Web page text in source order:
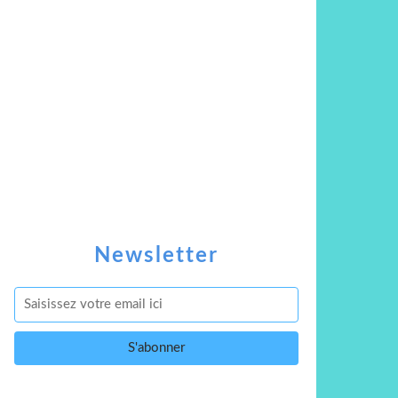
Newsletter